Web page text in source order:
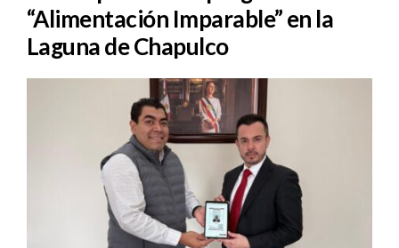
“Alimentación Imparable” en la
Laguna de Chapulco